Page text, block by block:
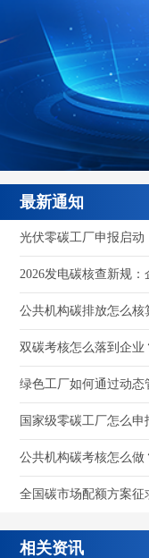
最新通知
光伏零碳工厂申报启动
2026发电碳核查新规
公共机构碳排放怎么核
绿色工厂如何通过动
国家级零碳工厂怎么
公共机构碳考核怎么
全国碳市场配额方案征
相关资讯